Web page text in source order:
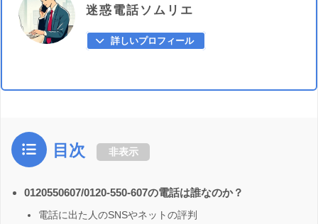
迷惑電話ソムリエ
詳しいプロフィール
目次 非表示
0120550607/0120-550-607の電話は誰なのか？
電話に出た人のSNSやネットの評判